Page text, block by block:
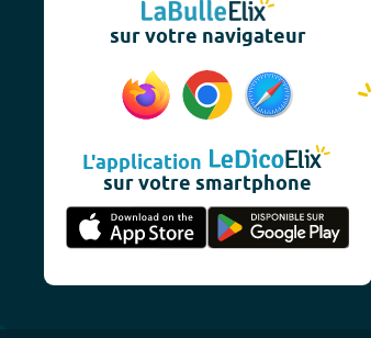
sur votre navigateur
L'application
sur votre smartphone